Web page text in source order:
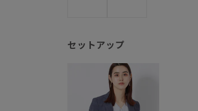
セットアップ